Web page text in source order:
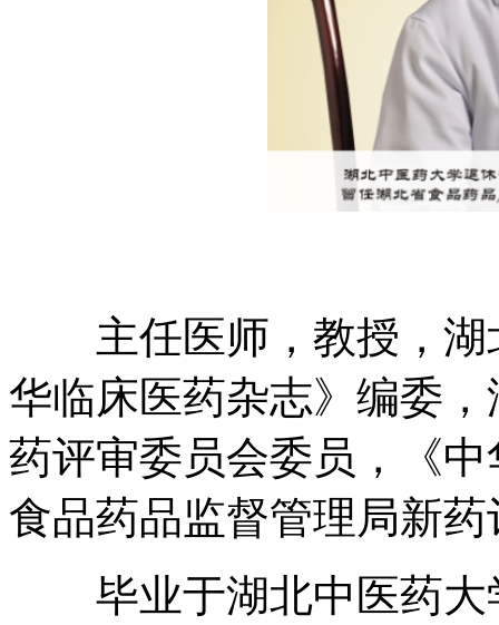
主任医师，教授，湖
华临床医药杂志》编委
药评审委员会委员，《
食品药品监督管理局新
毕业于湖北中医药大